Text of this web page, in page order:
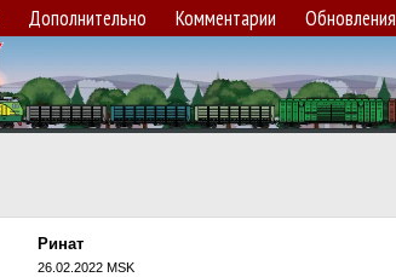
Дополнительно Комментарии Обновления
Ринат
26.02.2022 MSK